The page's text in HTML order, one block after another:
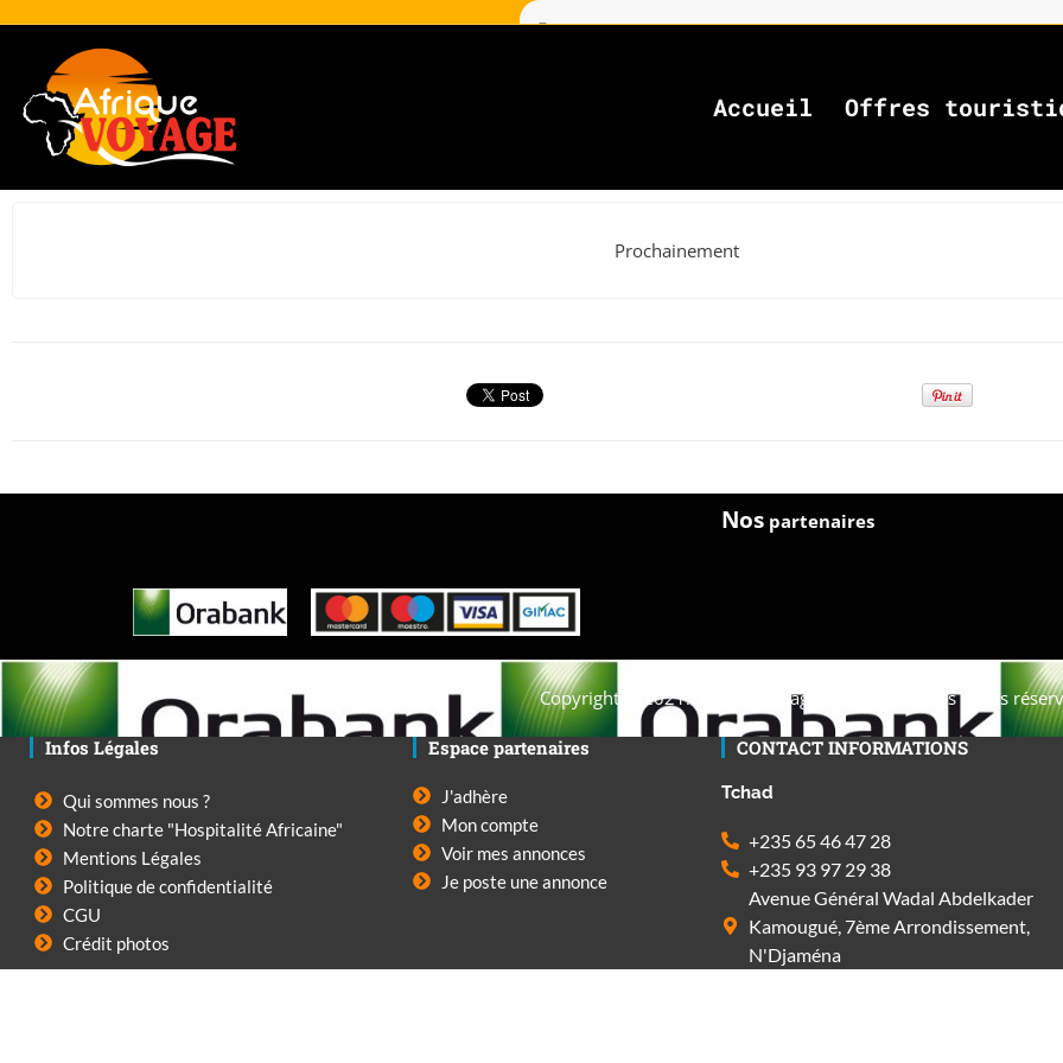
Accueil Offres
Prochainement
Nospartenaires
Copyright © 2021. Afrique-voyage-découverte tous droits
Infos Légales
Qui sommes nous ?
Notre charte "Hospitalité Africaine"
Mentions Légales
Politique de confidentialité
CGU
Crédit photos
Espace partenaires
J'adhère
Mon compte
Voir mes annonces
Je poste une annonce
CONTACT INFORMATIONS
Tchad
+235 65 46 47 28
+235 93 97 29 38
Avenue Général Wadal Abdelkader
Kamougué, 7ème Arrondissement,
N'Djaména